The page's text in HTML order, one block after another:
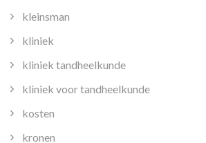
kleinsman
kliniek
kliniek tandheelkunde
kliniek voor tandheelkunde
kosten
kronen